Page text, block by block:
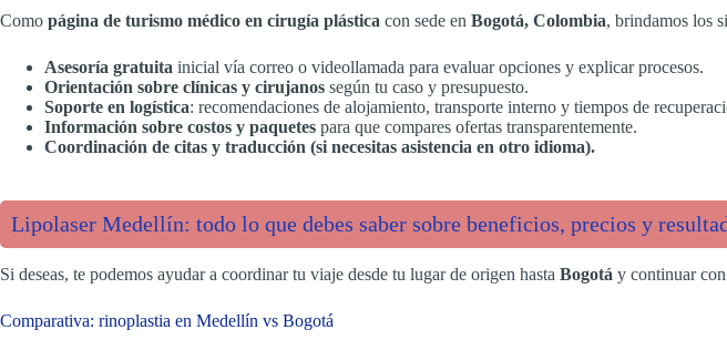
Como página de turismo médico en cirugía plástica con sede en Bogotá, Colombia, brindamos los
Asesoría gratuita inicial vía correo o videollamada para evaluar opciones y explicar procesos.
Orientación sobre clínicas y cirujanos según tu caso y presupuesto.
Soporte en logística: recomendaciones de alojamiento, transporte interno y tiempos de
Información sobre costos y paquetes para que compares ofertas transparentemente.
Coordinación de citas y traducción (si necesitas asistencia en otro idioma).
Lipolaser Medellín: todo lo que debes saber sobre beneficios, precios y
Si deseas, te podemos ayudar a coordinar tu viaje desde tu lugar de origen hasta Bogotá y continuar
Comparativa: rinoplastia en Medellín vs Bogotá